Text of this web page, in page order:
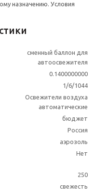
назначению. Условия
сменный баллон для
автоосвежителя
0.1400000000
1/6/1044
Освежители воздуха
автоматические
бюджет
Россия
аэрозоль
Нет
250
свежесть